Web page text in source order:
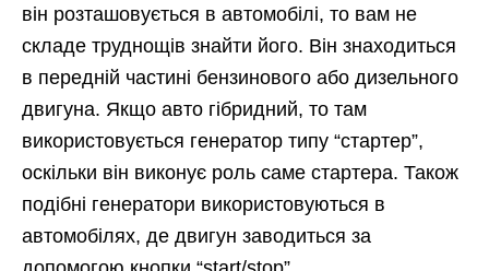
він розташовується в автомобілі, то вам не
складе труднощів знайти його. Він знаходиться
в передній частині бензинового або дизельного
двигуна. Якщо авто гібридний, то там
використовується генератор типу “стартер”,
оскільки він виконує роль саме стартера. Також
подібні генератори використовуються в
автомобілях, де двигун заводиться за